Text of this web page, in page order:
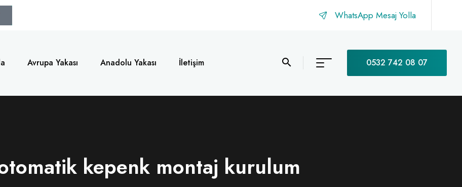
WhatsApp Mesaj Yolla
Avrupa Yakası Anadolu Yakası İletişim 0532 742 08 07
kepenk montaj kurulum